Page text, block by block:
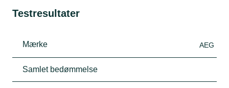
Testresultater
Mærke AEG
Samlet bedømmelse